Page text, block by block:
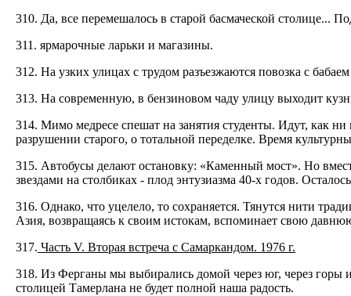
310. Да, все перемешалось в старой басмаческой столице...
311. ярмарочные ларьки и магазины.
312. На узких улицах с трудом разъезжаются повозка с
313. На современную, в бензиновом чаду улицу выходит
314. Мимо медресе спешат на занятия студенты. Идут, как
разрушении старого, о тотальной переделке. Время
315. Автобусы делают остановку: «Каменный мост». Но
звездами на столбиках - плод энтузиазма 40-х годов.
316. Однако, что уцелело, то сохраняется. Тянутся нити
Азия, возвращаясь к своим истокам, вспоминает свою
317. Часть V. Вторая встреча с Самаркандом. 1976 г.
318. Из Ферганы мы выбирались домой через юг, через горы
столицей Тамерлана не будет полной наша радость.